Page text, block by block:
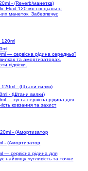
- (Reverb/манетка)
Fluid 120 мл спеціально
манеток. Забезпечує
— сервісна рідина середньої
та амортизаторах.
підвіски.
- (Штани вилки)
— густа сервісна рідина для
ковзання та захист
- (Амортизатор
— сервісна рідина для
найвищу чутливість та точне